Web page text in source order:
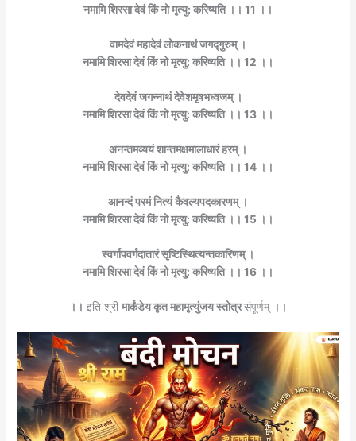
नमामि शिरसा देवं किं नो मृत्यु: करिष्यति ।। 11 ।।
वामदेवं महादेवं लोकनाथं जगद्गुरुम् ।
नमामि शिरसा देवं किं नो मृत्यु: करिष्यति ।। 12 ।।
देवदेवं जगन्नाथं देवेशमृषभध्वजम् ।
नमामि शिरसा देवं किं नो मृत्यु: करिष्यति ।। 13 ।।
अनन्तमव्ययं शान्तमक्षमालाधारं हरम् ।
नमामि शिरसा देवं किं नो मृत्यु: करिष्यति ।। 14 ।।
आनन्दं परमं नित्यं कैवल्यपदकारणम् ।
नमामि शिरसा देवं किं नो मृत्यु: करिष्यति ।। 15 ।।
स्वर्गापवर्गदातारं सृष्टिस्थित्यन्तकारिणम् ।
नमामि शिरसा देवं किं नो मृत्यु: करिष्यति ।। 16 ।।
।। इति श्री मार्कंडेय कृत महामृत्युंजय स्तोत्रसंपूर्णम् ।।